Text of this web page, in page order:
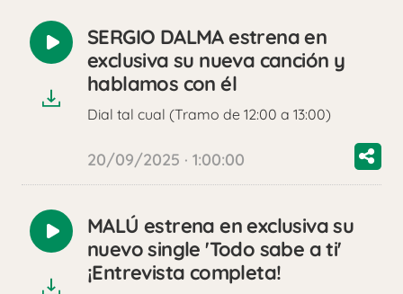
Reproducir
audio
SERGIO DALMA estrena en
exclusiva su nueva canción y
hablamos con él
Dial tal cual (Tramo de 12:00 a 13:00)
20/09/2025 · 1:00:00
Reproducir
audio
MALÚ estrena en exclusiva su
nuevo single 'Todo sabe a ti'
¡Entrevista completa!